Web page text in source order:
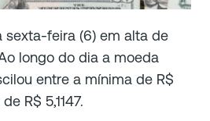
sexta-feira (6) em alta de
Ao longo do dia a moeda
entre a mínima de R$
R$ 5,1147.